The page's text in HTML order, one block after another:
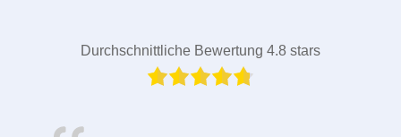
Durchschnittliche Bewertung 4.8 stars